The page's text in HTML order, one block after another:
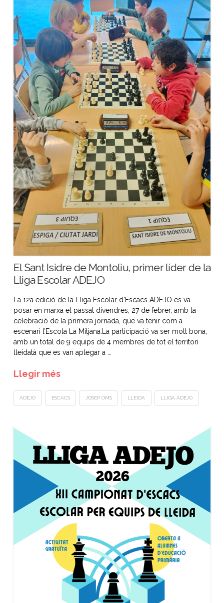
El Sant Isidre de Montoliu, primer líder de la
Lliga Escolar ADEJO
La 12a edició de la Lliga Escolar d’Escacs ADEJO es va
posar en marxa el passat divendres, 27 de febrer, amb la
celebració de la primera jornada, que va tenir com a
escenari l’Escola La Mitjana.La participació va ser molt bona,
amb un total de 9 equips de 4 membres de tot el territori
lleidatà que es van aplegar a …
Llegir més
ADEJO ESCACS JOSEP OMS LLEIDA LLIGA ADEJO